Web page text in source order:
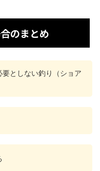
のまとめ
としない釣り（ショア